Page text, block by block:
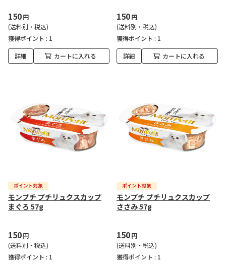
150円
(送料別・税込)
獲得ポイント : 1
詳細 カートに入れる
150円
(送料別・税込)
獲得ポイント : 1
詳細 カートに入れる
モンプチ プチリュクスカップ
まぐろ 57g
150円
(送料別・税込)
獲得ポイント : 1
モンプチ プチリュクスカップ
ささみ 57g
150円
(送料別・税込)
獲得ポイント : 1